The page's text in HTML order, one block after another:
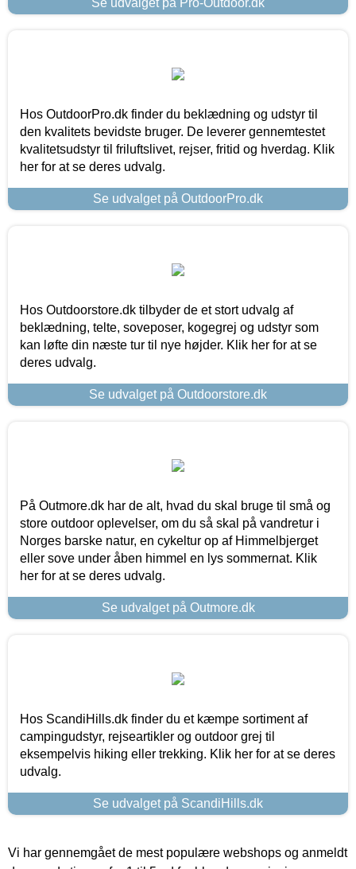
Hos OutdoorPro.dk finder du beklædning og udstyr til
den kvalitets bevidste bruger. De leverer gennemtestet
kvalitetsudstyr til friluftslivet, rejser, fritid og hverdag. Klik
her for at se deres udvalg.
Se udvalget på OutdoorPro.dk
Hos Outdoorstore.dk tilbyder de et stort udvalg af
beklædning, telte, soveposer, kogegrej og udstyr som
kan løfte din næste tur til nye højder. Klik her for at se
deres udvalg.
Se udvalget på Outdoorstore.dk
På Outmore.dk har de alt, hvad du skal bruge til små og
store outdoor oplevelser, om du så skal på vandretur i
Norges barske natur, en cykeltur op af Himmelbjerget
eller sove under åben himmel en lys sommernat. Klik
her for at se deres udvalg.
Se udvalget på Outmore.dk
Hos ScandiHills.dk finder du et kæmpe sortiment af
campingudstyr, rejseartikler og outdoor grej til
eksempelvis hiking eller trekking. Klik her for at se deres
udvalg.
Se udvalget på ScandiHills.dk
Vi har gennemgået de mest populære webshops og anmeldt